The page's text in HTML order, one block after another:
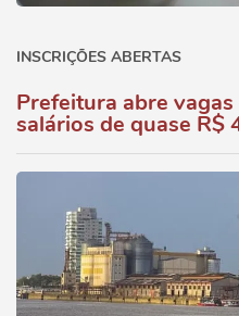
INSCRIÇÕES ABERTAS
Prefeitura abre
salários de quase R$